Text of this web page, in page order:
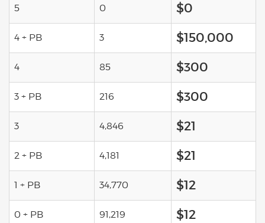
5 0 $0
4 + PB 3 $150,000
4 85 $300
3 + PB 216 $300
3 4,846 $21
2 + PB 4,181 $21
1 + PB 34,770 $12
0 + PB 91,219 $12